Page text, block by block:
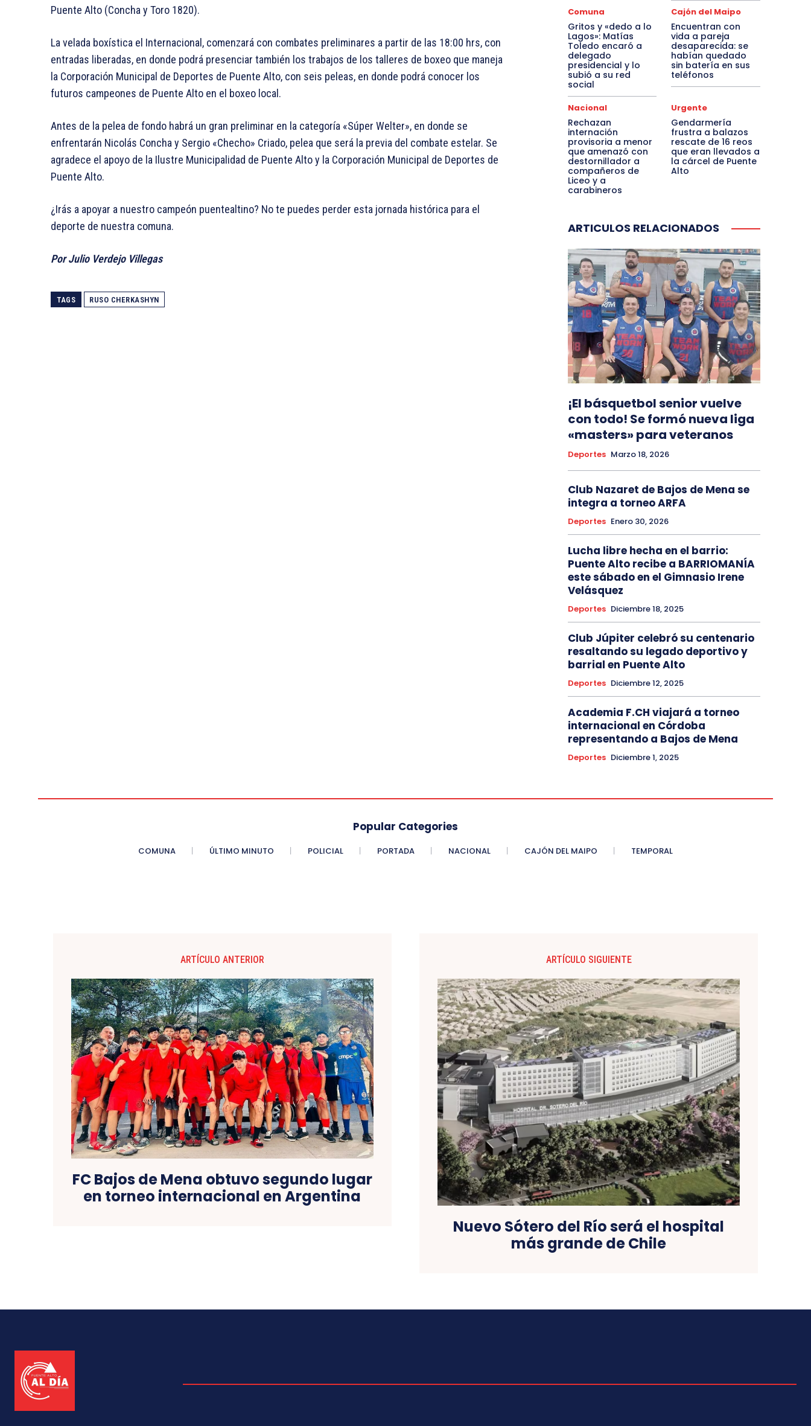
Puente Alto (Concha y Toro 1820).
La velada boxística el Internacional, comenzará con combates preliminares a partir de las 18:00 hrs, con
entradas liberadas, en donde podrá presenciar también los trabajos de los talleres de boxeo que maneja
la Corporación Municipal de Deportes de Puente Alto, con seis peleas, en donde podrá conocer los
futuros campeones de Puente Alto en el boxeo local.
Antes de la pelea de fondo habrá un gran preliminar en la categoría «Súper Welter», en donde se
enfrentarán Nicolás Concha y Sergio «Checho» Criado, pelea que será la previa del combate estelar. Se
agradece el apoyo de la Ilustre Municipalidad de Puente Alto y la Corporación Municipal de Deportes de
Puente Alto.
¿Irás a apoyar a nuestro campeón puentealtino? No te puedes perder esta jornada histórica para el
deporte de nuestra comuna.
Por Julio Verdejo Villegas
TAGS RUSO CHERKASHYN
Comuna
Gritos y «dedo a lo
Lagos»: Matías
Toledo encaró a
delegado
presidencial y lo
subió a su red
social
Cajón del Maipo
Encuentran con
vida a pareja
desaparecida: se
habían quedado
sin batería en sus
teléfonos
Nacional
Rechazan
internación
provisoria a menor
que amenazó con
destornillador a
compañeros de
Liceo y a
carabineros
Urgente
Gendarmería
frustra a balazos
rescate de 16 reos
que eran llevados a
la cárcel de Puente
Alto
ARTICULOS RELACIONADOS
¡El básquetbol senior vuelve
con todo! Se formó nueva liga
«masters» para veteranos
Deportes Marzo 18, 2026
Club Nazaret de Bajos de Mena se
integra a torneo ARFA
Deportes Enero 30, 2026
Lucha libre hecha en el barrio:
Puente Alto recibe a BARRIOMANÍA
este sábado en el Gimnasio Irene
Velásquez
Deportes Diciembre 18, 2025
Club Júpiter celebró su centenario
resaltando su legado deportivo y
barrial en Puente Alto
Deportes Diciembre 12, 2025
Academia F.CH viajará a torneo
internacional en Córdoba
representando a Bajos de Mena
Deportes Diciembre 1, 2025
Popular Categories
COMUNA ÚLTIMO MINUTO POLICIAL PORTADA NACIONAL CAJÓN DEL MAIPO TEMPORAL
ARTÍCULO ANTERIOR
FC Bajos de Mena obtuvo segundo lugar
en torneo internacional en Argentina
ARTÍCULO SIGUIENTE
Nuevo Sótero del Río será el hospital
más grande de Chile